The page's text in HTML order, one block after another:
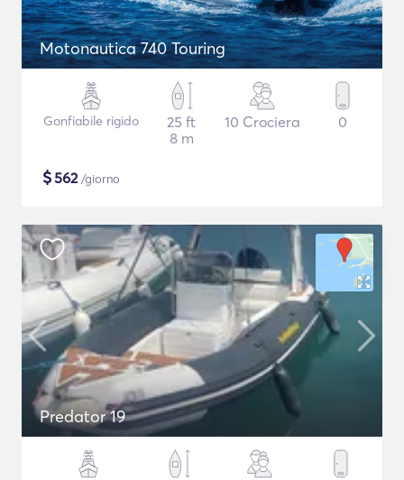
Motonautica 740 Touring
Gonfiabile rigido
25 ft
8 m
10 Crociera 0
$562/giorno
Predator 19